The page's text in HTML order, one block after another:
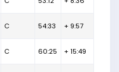
C 54:33 + 9:57
C 60:25 + 15:49